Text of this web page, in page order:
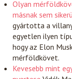
Olyan
másnak sem
gyártotta a
egyetlen ilyen
hogy az Elon
mérföldkövet.
Kevesebb mint